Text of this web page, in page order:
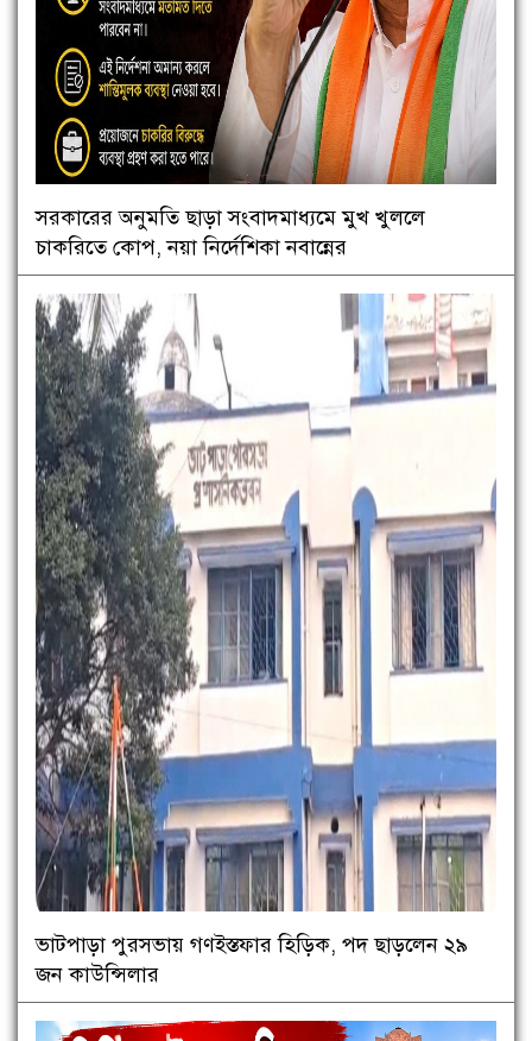
সরকারের অনুমতি ছাড়া সংবাদমাধ্যমে মুখ খুললে
চাকরিতে কোপ, নয়া নির্দেশিকা নবান্নের
ভাটপাড়া পুরসভায় গণইস্তফার হিড়িক, পদ ছাড়লেন ২৯
জন কাউন্সিলার